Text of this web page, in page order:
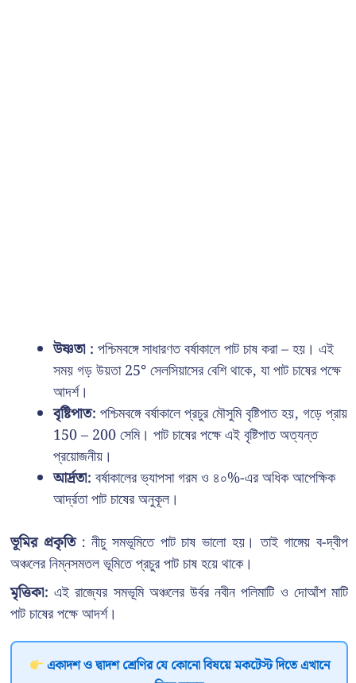
উষ্ণতা : পশ্চিমবঙ্গে সাধারণত বর্ষাকালে পাট চাষ করা – হয়। এই
সময় গড় উয়তা 25° সেলসিয়াসের বেশি থাকে, যা পাট চাষের পক্ষে
আদর্শ।
বৃষ্টিপাত: পশ্চিমবঙ্গে বর্ষাকালে প্রচুর মৌসুমি বৃষ্টিপাত হয়, গড়ে প্রায়
150 – 200 সেমি। পাট চাষের পক্ষে এই বৃষ্টিপাত অত্যন্ত
প্রয়োজনীয়।
আর্দ্রতা: বর্ষাকালের ভ্যাপসা গরম ও ৪০%-এর অধিক আপেক্ষিক
আর্দ্রতা পাট চাষের অনুকূল।
ভূমির প্রকৃতি : নীচু সমভূমিতে পাট চাষ ভালো হয়। তাই গাঙ্গেয় ব-দ্বীপ
অঞ্চলের নিম্নসমতল ভূমিতে প্রচুর পাট চাষ হয়ে থাকে।
মৃত্তিকা:এই রাজ্যের সমভূমি অঞ্চলের উর্বর নবীন পলিমাটি ও দোআঁশ মাটি
পাট চাষের পক্ষে আদর্শ।
একাদশ ও দ্বাদশ শ্রেণির যে কোনো বিষয়ে মকটেস্ট দিতে এখানে